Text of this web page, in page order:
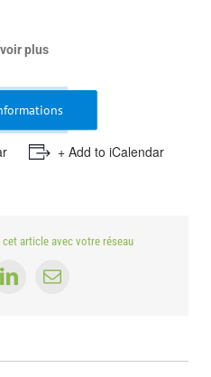
plus
+ Add to iCalendar
article avec votre réseau
LinkedInEmail